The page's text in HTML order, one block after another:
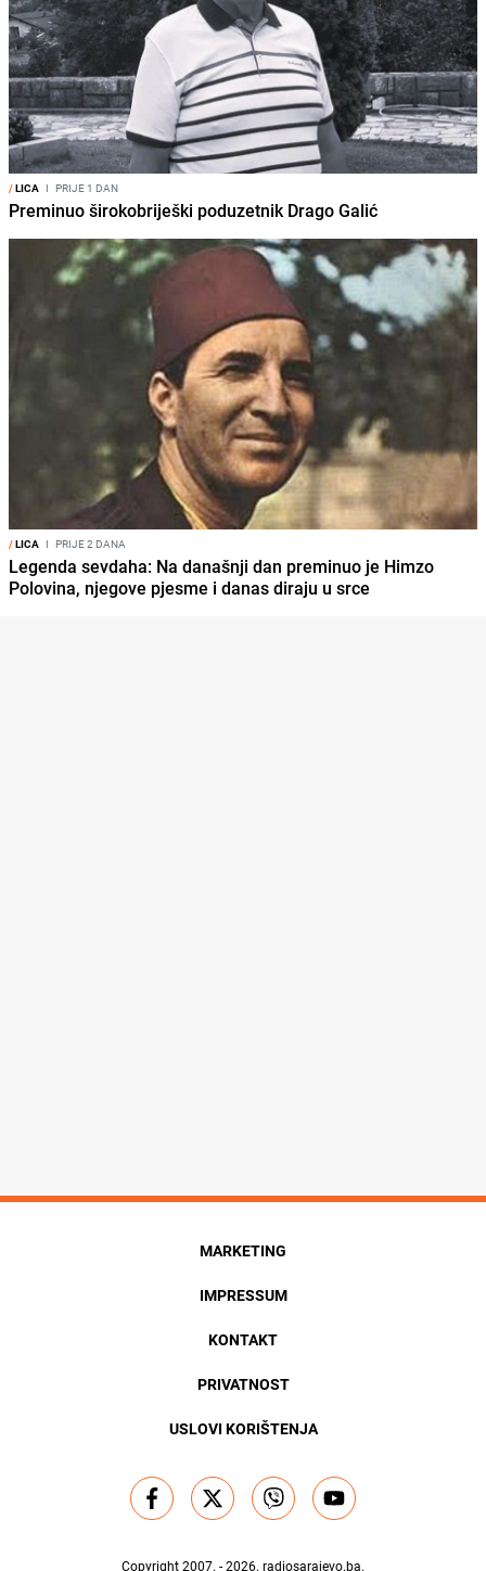
/LICA I PRIJE 1 DAN
Preminuo širokobriješki poduzetnik Drago Galić
/LICA I PRIJE 2 DANA
Legenda sevdaha: Na današnji dan preminuo je Himzo
Polovina, njegove pjesme i danas diraju u srce
MARKETING
IMPRESSUM
KONTAKT
PRIVATNOST
USLOVI KORIŠTENJA
Copyright 2007. - 2026. radiosarajevo.ba.